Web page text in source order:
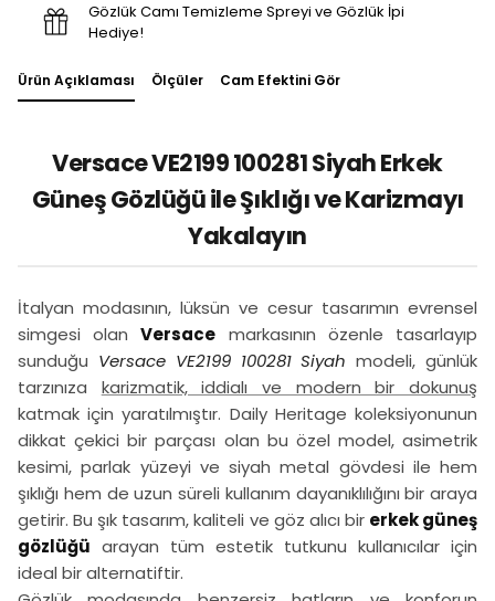
Gözlük Camı Temizleme Spreyi ve Gözlük İpi
Hediye!
Ürün Açıklaması Ölçüler Cam Efektini Gör
Versace VE2199 100281 Siyah Erkek
Güneş Gözlüğü ile Şıklığı ve Karizmayı
Yakalayın
İtalyan modasının, lüksün ve cesur tasarımın evrensel
simgesi olanVersace markasının özenle tasarlayıp
sunduğu Versace VE2199 100281 Siyah modeli, günlük
tarzınıza karizmatik, iddialı ve modern bir dokunuş
katmak için yaratılmıştır. Daily Heritage koleksiyonunun
dikkat çekici bir parçası olan bu özel model, asimetrik
kesimi, parlak yüzeyi ve siyah metal gövdesi ile hem
şıklığı hem de uzun süreli kullanım dayanıklılığını bir araya
getirir. Bu şık tasarım, kaliteli ve göz alıcı bir erkek güneş
gözlüğü arayan tüm estetik tutkunu kullanıcılar için
ideal bir alternatiftir.